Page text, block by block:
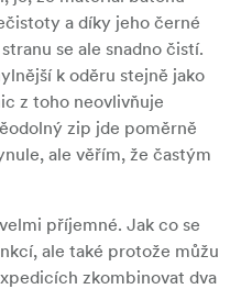
a díky jeho černé
se ale snadno čistí.
k oděru stejně jako
z toho neovlivňuje
zip jde poměrně
ale věřím, že častým
příjemné. Jak co se
ale také protože můžu
zkombinovat dva